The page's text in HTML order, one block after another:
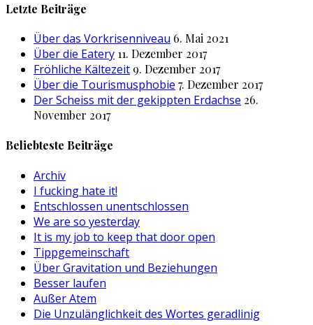
Letzte Beiträge
Über das Vorkrisenniveau 6. Mai 2021
Über die Eatery 11. Dezember 2017
Fröhliche Kältezeit 9. Dezember 2017
Über die Tourismusphobie 7. Dezember 2017
Der Scheiss mit der gekippten Erdachse 26.
November 2017
Beliebteste Beiträge
Archiv
I fucking hate it!
Entschlossen unentschlossen
We are so yesterday
It is my job to keep that door open
Tippgemeinschaft
Über Gravitation und Beziehungen
Besser laufen
Außer Atem
Die Unzulänglichkeit des Wortes geradlinig